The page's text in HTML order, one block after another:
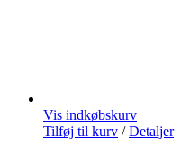
Vis indkøbskurv
Tilføj til kurv / Detaljer